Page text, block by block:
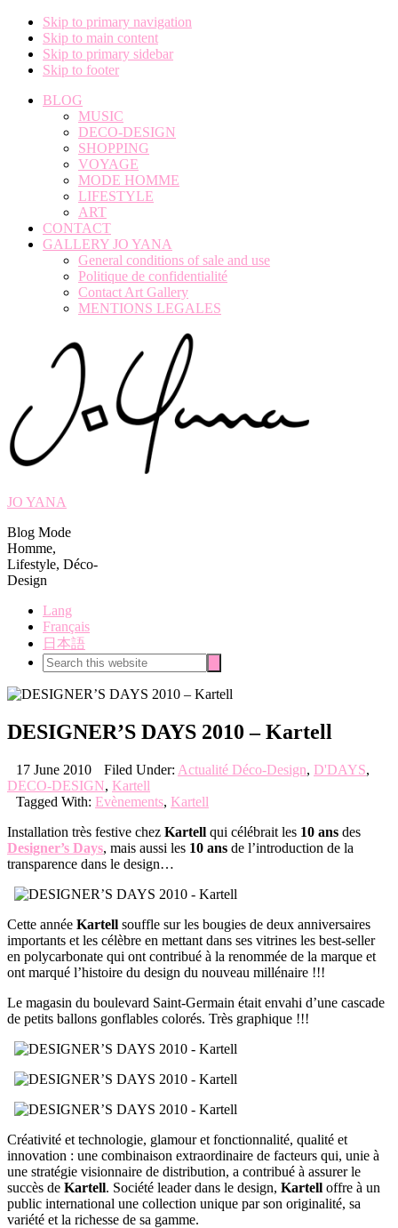
Skip to primary navigation
Skip to main content
Skip to primary sidebar
Skip to footer
BLOG
MUSIC
DECO-DESIGN
SHOPPING
VOYAGE
MODE HOMME
LIFESTYLE
ART
CONTACT
GALLERY JO YANA
General conditions of sale and use
Politique de confidentialité
Contact Art Gallery
MENTIONS LEGALES
JO YANA
Blog Mode
Homme,
Lifestyle, Déco-
Design
Lang
Français
日本語
Search
this
website
DESIGNER’S DAYS 2010 – Kartell
17 June 2010 Filed Under: Actualité Déco-Design, D'DAYS,
DECO-DESIGN, Kartell
Tagged With: Evènements, Kartell
Installation très festive chez Kartell qui célébrait les 10 ans des
Designer’s Days, mais aussi les 10 ans de l’introduction de la
transparence dans le design…
Cette année Kartell souffle sur les bougies de deux anniversaires
importants et les célèbre en mettant dans ses vitrines les best-seller
en polycarbonate qui ont contribué à la renommée de la marque et
ont marqué l’histoire du design du nouveau millénaire !!!
Le magasin du boulevard Saint-Germain était envahi d’une cascade
de petits ballons gonflables colorés. Très graphique !!!
Créativité et technologie, glamour et fonctionnalité, qualité et
innovation : une combinaison extraordinaire de facteurs qui, unie à
une stratégie visionnaire de distribution, a contribué à assurer le
succès de Kartell. Société leader dans le design, Kartell offre à un
public international une collection unique par son originalité, sa
variété et la richesse de sa gamme.